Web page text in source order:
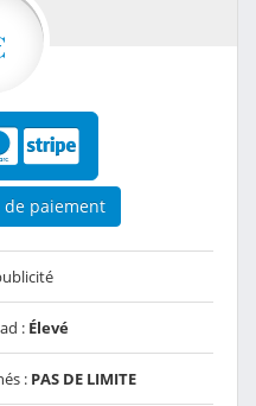
de paiement
: Élevé
: PAS DE LIMITE